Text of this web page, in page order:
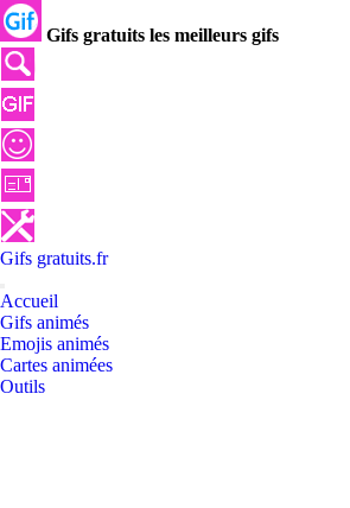
Gifs gratuits les meilleurs gifs
Gifs gratuits.fr
Accueil
Gifs animés
Emojis animés
Cartes animées
Outils